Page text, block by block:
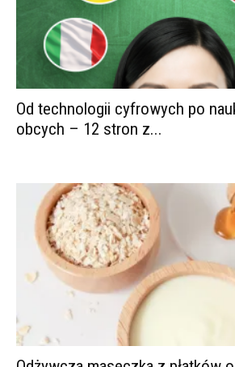
Od technologii cyfrowych po
obcych – 12 stron z...